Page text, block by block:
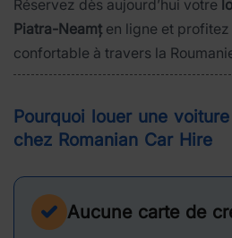
Réservez dès aujourd’hui votre
Piatra-Neamț en ligne et profitez
confortable à travers la
Pourquoi louer une
chez Romanian Car Hire
Aucune carte de